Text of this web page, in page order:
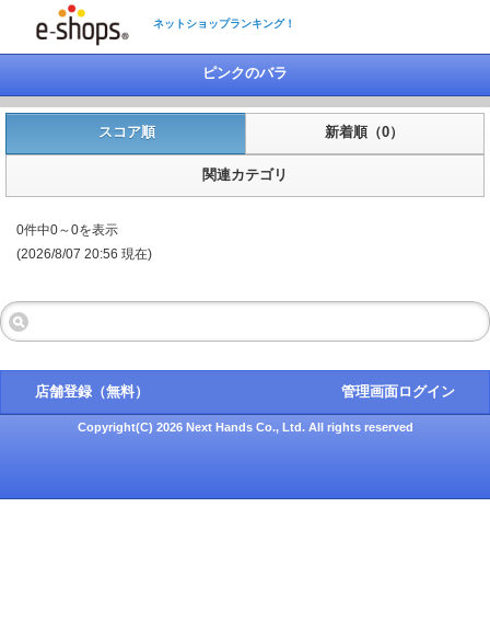
ネットショップランキング！
ピンクのバラ
スコア順 新着順（0）
関連カテゴリ
0件中0～0を表示
(2026/8/07 20:56 現在)
店舗登録（無料） 管理画面ログイン
Copyright(C) 2026 Next Hands Co., Ltd. All rights reserved